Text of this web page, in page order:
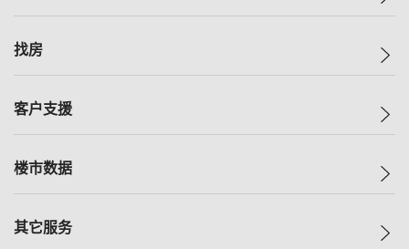
美联集团
人才招募
找房
一手新房
减价
美联豪宅
客户支援
自助放盘
查询热线
楼市数据
指数
其它服务